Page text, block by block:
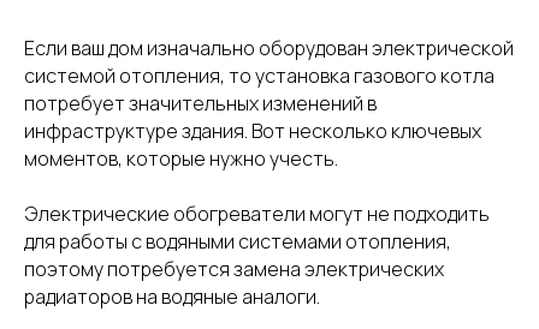
Если ваш дом изначально оборудован электрической
системой отопления, то установка газового котла
потребует значительных изменений в
инфраструктуре здания. Вот несколько ключевых
моментов, которые нужно учесть.
Электрические обогреватели могут не подходить
для работы с водяными системами отопления,
поэтому потребуется замена электрических
радиаторов на водяные аналоги.